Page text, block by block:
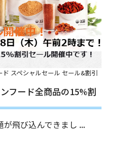
ド スペシャルセール セール&割引
フード全商品の15%割
飛び込んできまし ...